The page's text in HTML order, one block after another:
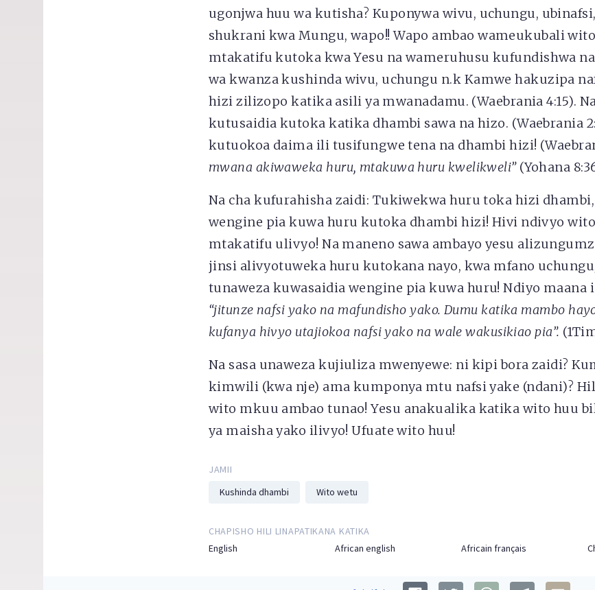
ugonjwa huu wa kutisha? Kuponywa wivu, uchungu,
shukrani kwa Mungu, wapo!! Wapo ambao wameukubali
mtakatifu kutoka kwa Yesu na wameruhusu kufundishwa
wa kwanza kushinda wivu, uchungu n.k Kamwe hakuzipa
hizi zilizopo katika asili ya mwanadamu. (Waebrania 4:15).
kutusaidia kutoka katika dhambi sawa na hizo. (Waebrania
kutuokoa daima ili tusifungwe tena na dhambi hizi!
mwana akiwaweka huru, mtakuwa huru kwelikweli”(Yohana
Na cha kufurahisha zaidi: Tukiwekwa huru toka hizi
wengine pia kuwa huru kutoka dhambi hizi! Hivi ndivyo
mtakatifu ulivyo! Na maneno sawa ambayo yesu
jinsi alivyotuweka huru kutokana nayo, kwa mfano
tunaweza kuwasaidia wengine pia kuwa huru! Ndiyo maana
“jitunze nafsi yako na mafundisho yako. Dumu katika mambo
kufanya hivyo utajiokoa nafsi yako na wale wakusikiao pia”.
Na sasa unaweza kujiuliza mwenyewe: ni kipi bora zaidi?
kimwili (kwa nje) ama kumponya mtu nafsi yake (ndani)?
wito mkuu ambao tunao! Yesu anakualika katika wito huu
ya maisha yako ilivyo! Ufuate wito huu!
JAMII
Kushinda dhambi
Wito wetu
CHAPISHO HILI LINAPATIKANA KATIKA
English
African english Africain français